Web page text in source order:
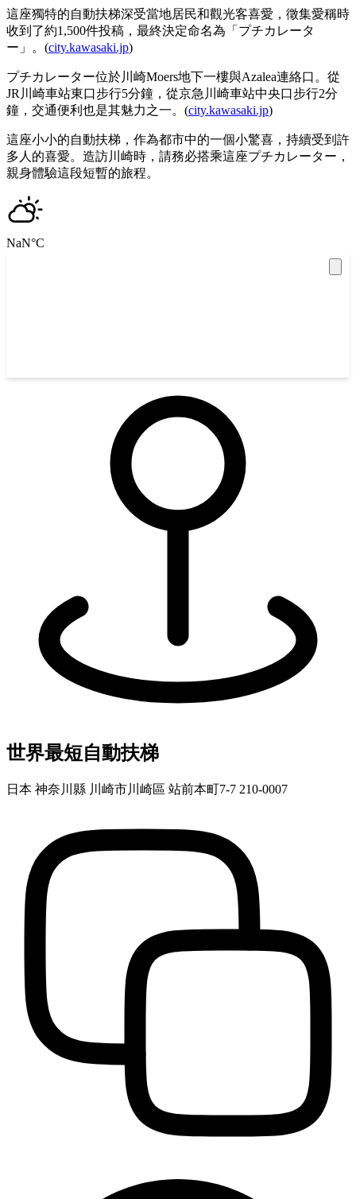
這座獨特的自動扶梯深受當地居民和觀光客喜愛，徵集愛稱時
收到了約1,500件投稿，最終決定命名為「プチカレータ
ー」。(city.kawasaki.jp)
プチカレーター位於川崎Moers地下一樓與Azalea連絡口。從
JR川崎車站東口步行5分鐘，從京急川崎車站中央口步行2分
鐘，交通便利也是其魅力之一。(city.kawasaki.jp)
這座小小的自動扶梯，作為都市中的一個小驚喜，持續受到許
多人的喜愛。造訪川崎時，請務必搭乘這座プチカレーター，
親身體驗這段短暫的旅程。
NaN°C
世界最短自動扶梯
日本 神奈川縣 川崎市川崎區 站前本町7-7 210-0007